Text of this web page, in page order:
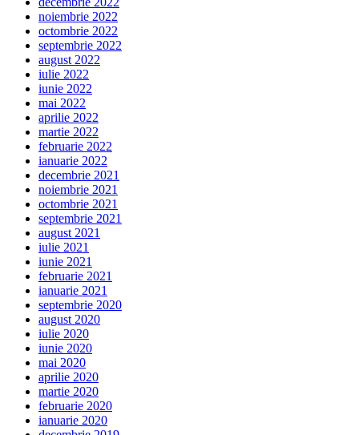
noiembrie 2022
octombrie 2022
septembrie 2022
august 2022
iulie 2022
iunie 2022
mai 2022
aprilie 2022
martie 2022
februarie 2022
ianuarie 2022
decembrie 2021
noiembrie 2021
octombrie 2021
septembrie 2021
august 2021
iulie 2021
iunie 2021
februarie 2021
ianuarie 2021
septembrie 2020
august 2020
iulie 2020
iunie 2020
mai 2020
aprilie 2020
martie 2020
februarie 2020
ianuarie 2020